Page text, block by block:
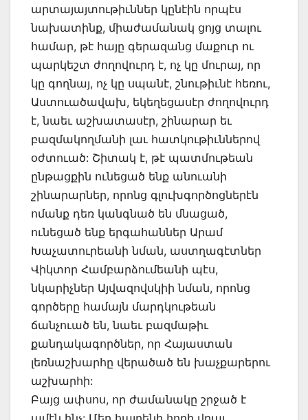
արտայայտութիւններ կընէին որպէս
նախատինք, միաժամանակ ցոյց տալու
համար, թէ հայը գերազանց մաքուր ու
պարկեշտ ժողովուրդ է, ոչ կը մուրայ, որ
կը գողնայ, ոչ կը սպանէ, շնութիւնէ հեռու,
Աստուածավախ, եկեղեցասէր ժողովուրդ
է, նաեւ աշխատասէր, շինարար եւ
բազմակողմանի լաւ հատկութիւններով
օժտուած: Շիտակ է, թէ պատմութեան
ընթացքին ունեցած ենք անուանի
շինարարներ, որոնց գլուխգործոցներէն
ոմանք դեռ կանգնած են մնացած,
ունեցած ենք երգահաններ Արամ
Խաչատուրեանի նման, աստղագէտներ
Վիկտոր Համբարձումեանի պէս,
նկարիչներ Այվազովսկիի նման, որոնց
գործերը համայն մարդկութեան
ճանչուած են, նաեւ բազմաթիւ
քանդակագործներ, որ Հայաստան
լեռնաշխարհը վերածած են խաչքարերու
աշխարհի:
Բայց ափսոս, որ ժամանակը շրջած է